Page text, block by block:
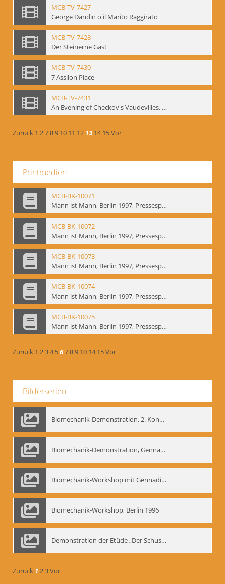
MCB-TV-7427
George Dandin o il Marito Raggirato
MCB-TV-7428
Der Steinerne Gast
MCB-TV-7430
7 Assilon Place
MCB-TV-7431
An Evening of Checkov's Vaudevilles. The Evils of Tobacco, The Bear, The Marriage Proposal
Zurück 1 2789 10 11 12 13 14 15Vor
Printmedien
MCB-BK-10071
Mann ist Mann, Berlin 1997, Pressespiegel - interne Signatur: BM-prt-262-19
MCB-BK-10072
Mann ist Mann, Berlin 1997, Pressespiegel - interne Signatur: BM-prt-262-20
MCB-BK-10073
Mann ist Mann, Berlin 1997, Pressespiegel - interne Signatur: BM-prt-262-21
MCB-BK-10074
Mann ist Mann, Berlin 1997, Pressespiegel - interne Signatur: BM-prt-262-22
MCB-BK-10075
Mann ist Mann, Berlin 1997, Pressespiegel - interne Signatur: BM-prt-262-23
Zurück 1 234 56789 10 14 15Vor
Bilderserien
Biomechanik-Demonstration, 2. Kongress der EMF, Mai 1995
Biomechanik-Demonstration, Gennadij Bogdanow im Berliner Ensemble, 04.10.1991
Biomechanik-Workshop mit Gennadij Nikolajewitsch Bogdanow im Mime Centrum Berlin, 1991
Biomechanik-Workshop, Berlin 1996
Demonstration der Etüde „Der Schuss mit dem Bogen“ durch Gennadij Nikolajewitsch Bogdanow, Berlin 1991
Zurück 123Vor